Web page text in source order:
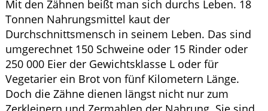
Mit den Zähnen beißt man sich durchs Leben. 18
Tonnen Nahrungsmittel kaut der
Durchschnittsmensch in seinem Leben. Das sind
umgerechnet 150 Schweine oder 15 Rinder oder
250 000 Eier der Gewichtsklasse L oder für
Vegetarier ein Brot von fünf Kilometern Länge.
Doch die Zähne dienen längst nicht nur zum